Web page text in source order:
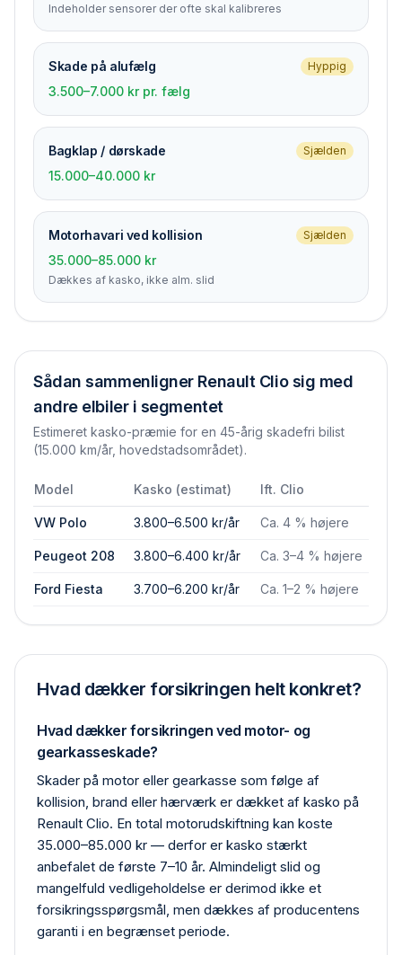
Indeholder sensorer der ofte skal kalibreres
Skade på alufælg Hyppig
3.500–7.000 kr pr. fælg
Bagklap / dørskade Sjælden
15.000–40.000 kr
Motorhavari ved kollision Sjælden
35.000–85.000 kr
Dækkes af kasko, ikke alm. slid
Sådan sammenligner Renault Cliosig med
andre elbiler i segmentet
Estimeret kasko-præmie for en 45-årig skadefri bilist
(15.000 km/år, hovedstadsområdet).
Model Kasko (estimat) Ift. Clio
VW Polo 3.800–6.500 kr/år Ca. 4 % højere
Peugeot 208 3.800–6.400 kr/år Ca. 3–4 % højere
Ford Fiesta 3.700–6.200 kr/år Ca. 1–2 % højere
Hvad dækker forsikringen helt konkret?
Hvad dækker forsikringen ved motor- og
gearkasseskade?
Skader på motor eller gearkasse som følge af
kollision, brand eller hærværk er dækket af kasko på
Renault Clio. En total motor­udskiftning kan koste
35.000–85.000 kr — derfor er kasko stærkt
anbefalet de første 7–10 år. Almindeligt slid og
mangelfuld vedligeholdelse er derimod ikke et
forsikrings­spørgsmål, men dækkes af producentens
garanti i en begrænset periode.